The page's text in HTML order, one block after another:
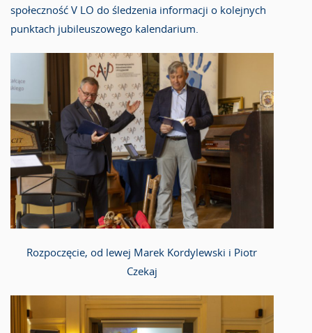
społeczność V LO do śledzenia informacji o kolejnych
punktach jubileuszowego kalendarium.
Rozpoczęcie, od lewej Marek Kordylewski i Piotr
Czekaj